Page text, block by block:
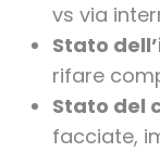
vs via
Stato
rifare
Stato del
facciate,